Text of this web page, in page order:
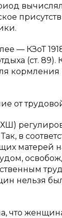
— КЗоТ
(ст. 89).
кормления
от
в
на
нельзя
что